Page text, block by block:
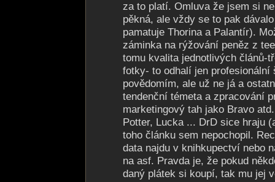
za to platí. Omluva že jsem si
pěkná, ale vždy se to pak
pamatuje Thorina a Palantír).
záminka na rýžování peněz z
tomu kvalita jednotlivých článů-
fotky- to odhalí jen
povědomím, ale už ne já a
tendenční témeta a zpracování
marketingový tah jako Bravo
Potter, Lucka ... DrD sice hraju
toho článku sem nepochopil.
data najdu v knihkupectví nebo
na asf. Pravda je, že pokud
daný plátek si koupí, tak mu jej